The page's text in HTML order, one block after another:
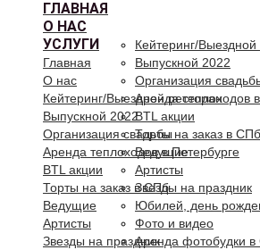
ГЛАВНАЯ
О НАС
УСЛУГИ
Кейтеринг/Выездной
Выпускной 2022
Организация
Аренда теплоходов
BTL акции
Торты на заказ в СПб
Ведущие
Артисты
Звезды на праздник
Юбилей, день
Фото и видео
Аренда фотобудки
Главная
О нас
Кейтеринг/Выездной ресторан
Выпускной 2022
Организация свадьбы
Аренда теплоходов в Петербурге
BTL акции
Торты на заказ в СПб
Ведущие
Артисты
Звезды на праздник